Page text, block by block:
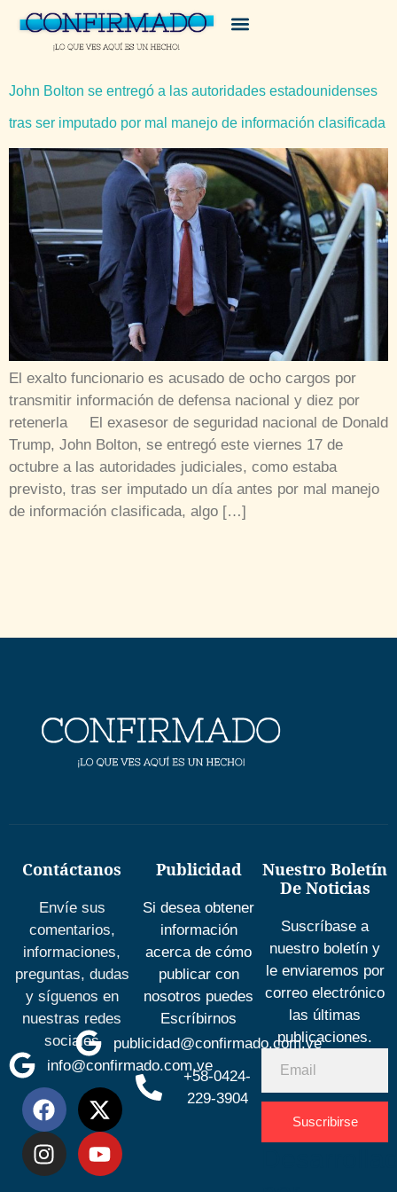
John Bolton se entregó a las autoridades estadounidenses
tras ser imputado por mal manejo de información clasificada
El exalto funcionario es acusado de ocho cargos por
transmitir información de defensa nacional y diez por
retenerla El exasesor de seguridad nacional de Donald
Trump, John Bolton, se entregó este viernes 17 de
octubre a las autoridades judiciales, como estaba
previsto, tras ser imputado un día antes por mal manejo
de información clasificada, algo […]
Contáctanos
Envíe sus
comentarios,
informaciones,
preguntas, dudas
y síguenos en
nuestras redes
sociales
info@confirmado.com.ve
Publicidad
Si desea obtener
información
acerca de cómo
publicar con
nosotros puedes
Escríbirnos
publicidad@confirmado.com.ve
+58-0424-
229-3904
Nuestro Boletín
De Noticias
Suscríbase a
nuestro boletín y
le enviaremos por
correo electrónico
las últimas
publicaciones.
Suscribirse